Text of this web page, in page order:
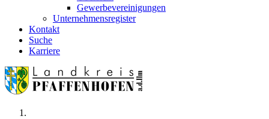
Gewerbevereinigungen
Unternehmensregister
Kontakt
Suche
Karriere